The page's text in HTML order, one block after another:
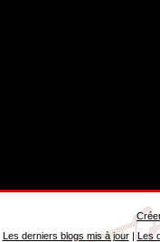
Les derniers blogs mis à jour| Les